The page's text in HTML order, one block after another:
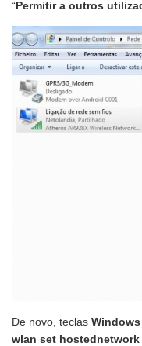
“Permitir a outros
De novo, teclas Windows
wlan set hostednetwork